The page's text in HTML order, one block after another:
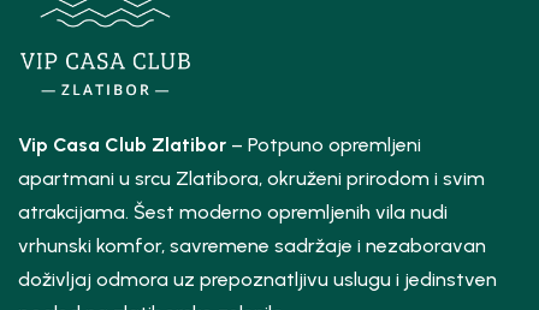
Vip Casa Club Zlatibor – Potpuno opremljeni
apartmani u srcu Zlatibora, okruženi prirodom i svim
atrakcijama. Šest moderno opremljenih vila nudi
vrhunski komfor, savremene sadržaje i nezaboravan
doživljaj odmora uz prepoznatljivu uslugu i jedinstven